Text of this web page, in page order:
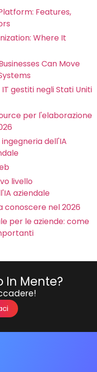
Features,
Where It
Can Move
gestiti negli Stati Uniti
per l'elaborazione
dell'IA
livello
aziendale
conoscere nel 2026
per le aziende: come
In Mente?